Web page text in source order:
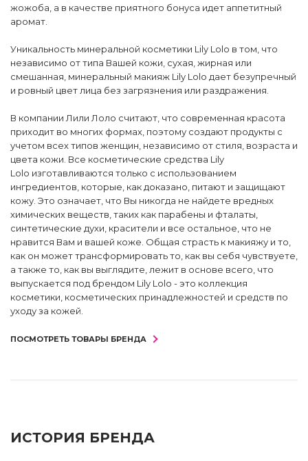
жожоба, а в качестве приятного бонуса идет аппетитный
аромат.
Уникальность минеральной косметики Lily Lolo в том, что
независимо от типа Вашей кожи, сухая, жирная или
смешанная, минеральный макияж Lily Lolo дает безупречный
и ровный цвет лица без загрязнения или раздражения.
В компании Лили Лоло считают, что современная красота
приходит во многих формах, поэтому создают продукты с
учетом всех типов женщин, независимо от стиля, возраста и
цвета кожи. Все косметические средства Lily
Lolo изготавливаются только с использованием
ингредиентов, которые, как доказано, питают и защищают
кожу. Это означает, что Вы никогда не найдете вредных
химических веществ, таких как парабены и фталаты,
синтетические духи, красители и все остальное, что не
нравится Вам и вашей коже. Общая страсть к макияжу и то,
как он может трансформировать то, как вы себя чувствуете,
а также то, как вы выглядите, лежит в основе всего, что
выпускается под брендом Lily Lolo - это коллекция
косметики, косметических принадлежностей и средств по
уходу за кожей.
ПОСМОТРЕТЬ ТОВАРЫ БРЕНДА
ИСТОРИЯ БРЕНДА